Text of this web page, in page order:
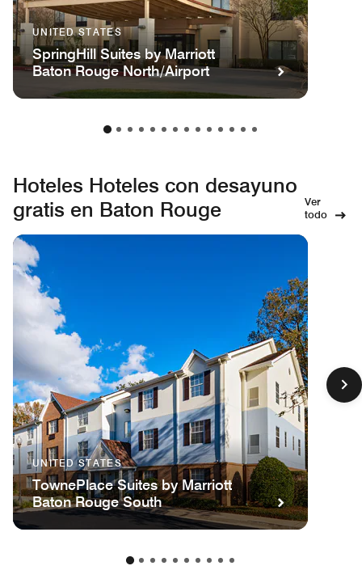
UNITED STATES
SpringHill Suites by Marriott
Baton Rouge North/Airport
Hoteles Hoteles con desayuno
gratis en Baton Rouge
Ver
todo
UNITED STATES
TownePlace Suites by Marriott
Baton Rouge South